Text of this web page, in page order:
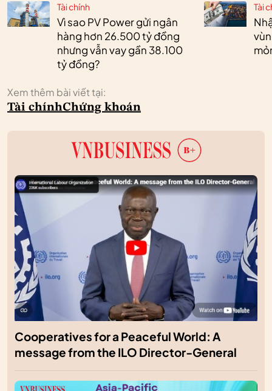
Tài chính
Vì sao PV Power gửi ngân
hàng hơn 26.500 tỷ đồng
nhưng vẫn vay gần 38.100
tỷ đồng?
Tài
Xem thêm bài viết tại:
Tài chínhChứng khoán
Cooperatives for a Peaceful World: A
message from the ILO Director-General